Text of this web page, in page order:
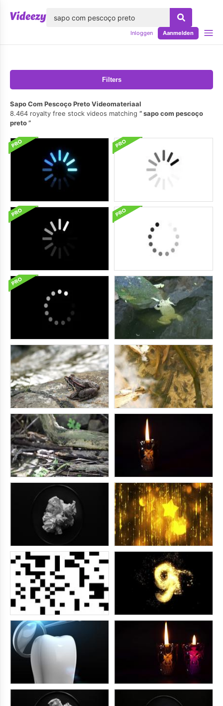
Inloggen Aanmelden
Filters
Sapo Com Pescoço Preto Videomateriaal
8.464 royalty free stock videos matching
sapo com pescoço
preto